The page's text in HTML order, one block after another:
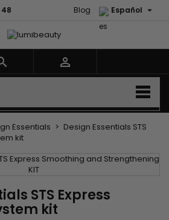
48 Español 
Blog

Essentials
Design Essentials STS
kit
STS Express
kit